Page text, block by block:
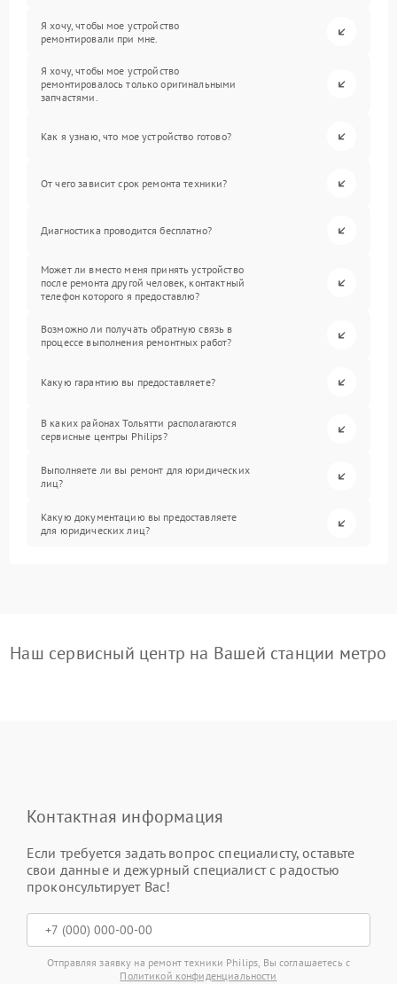
Я хочу, чтобы мое устройство
ремонтировали при мне.
Я хочу, чтобы мое устройство
ремонтировалось только оригинальными
запчастями.
Как я узнаю, что мое устройство готово?
От чего зависит срок ремонта техники?
Диагностика проводится бесплатно?
Может ли вместо меня принять устройство
после ремонта другой человек, контактный
телефон которого я предоставлю?
Возможно ли получать обратную связь в
процессе выполнения ремонтных работ?
Какую гарантию вы предоставляете?
В каких районах Тольятти располагаются
сервисные центры Philips?
Выполняете ли вы ремонт для юридических
лиц?
Какую документацию вы предоставляете
для юридических лиц?
Наш сервисный центр на Вашей станции метро
Контактная информация
Если требуется задать вопрос специалисту, оставьте
свои данные и дежурный специалист с радостью
проконсультирует Вас!
Отправляя заявку на ремонт техники Philips, Вы соглашаетесь с
Политикой конфиденциальности